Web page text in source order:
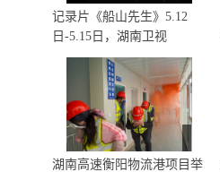
记录片《船山先生》5.12
日-5.15日，湖南卫视
湖南高速衡阳物流港项目举